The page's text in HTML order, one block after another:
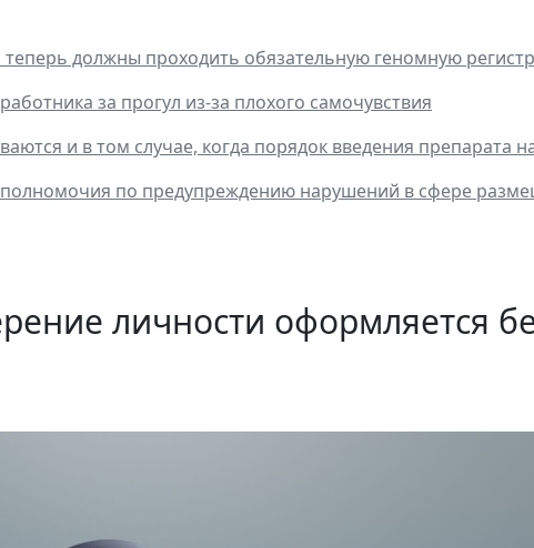
должны проходить обязательную геномную
за прогул из-за плохого самочувствия
и в том случае, когда порядок введения препарата
по предупреждению нарушений в сфере
личности оформляется